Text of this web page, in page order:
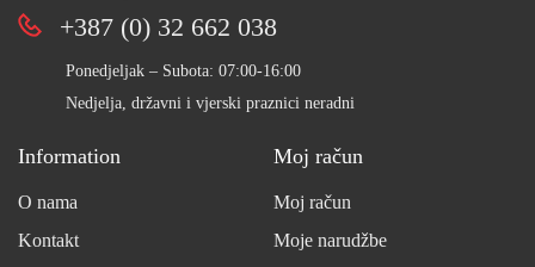
+387 (0) 32 662 038
Ponedjeljak – Subota: 07:00-16:00
Nedjelja, državni i vjerski praznici neradni
Information
O nama
Kontakt
Moj račun
Moj račun
Moje narudžbe